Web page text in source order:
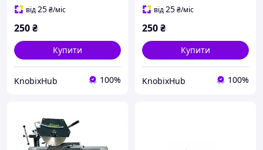
від25₴/міс
250₴
Купити
KnobixHub 100%
від25₴/міс
250₴
Купити
KnobixHub 100%